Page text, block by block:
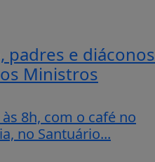
padres e diáconos
Ministros
8h, com o café no
no Santuário...